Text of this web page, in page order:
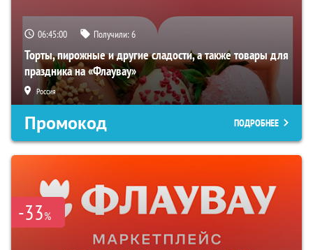
06:44:59 Получили:6
Торты, пирожные и другие сладости, а также товары для
праздника на «Флаувау»
Россия
Промокод ПОДРОБНЕЕ
-33%